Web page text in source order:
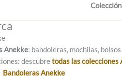
Colección
Anekke: bandoleras, mochilas,
descubretodas las colecciones
Bandoleras Anekke